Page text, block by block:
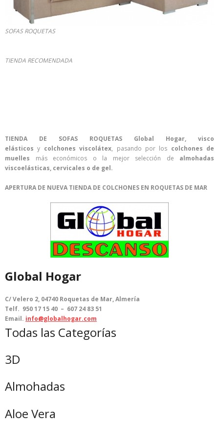
SOFAS ROQUETAS
TIENDA RECOMENDADA
TIENDA DE SOFAS ROQUETAS Global Hogar, visco
elásticos y colchones viscolátex, pasando por los colchones de
muelles más económicos o la mejor selección de almohadas
viscoelásticas, cervicales o de gel.
APERTURA DE NUEVA TIENDA DE COLCHONES EN ROQUETAS DE MAR
Global Hogar
C/ Velero 2, 04740 Roquetas de Mar, Almería
Telf. 950 17 15 40 – 607 24 83 51
Email. info@globalhogar.com
Todas las Categorías
3D
Almohadas
Aloe Vera